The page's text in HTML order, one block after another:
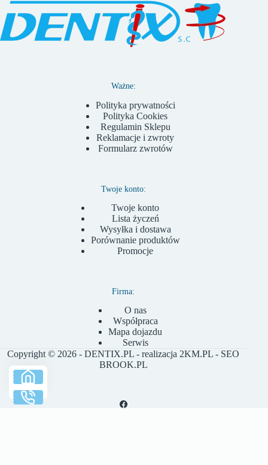
Ważne:
Polityka prywatności
Polityka Cookies
Regulamin Sklepu
Reklamacje i zwroty
Formularz zwrotów
Twoje konto:
Twoje konto
Lista życzeń
Wysyłka i dostawa
Porównanie produktów
Promocje
Firma:
O nas
Współpraca
Mapa dojazdu
Serwis
Copyright © 2026 - DENTIX.PL - realizacja 2KM.PL - SEO
BROOK.PL